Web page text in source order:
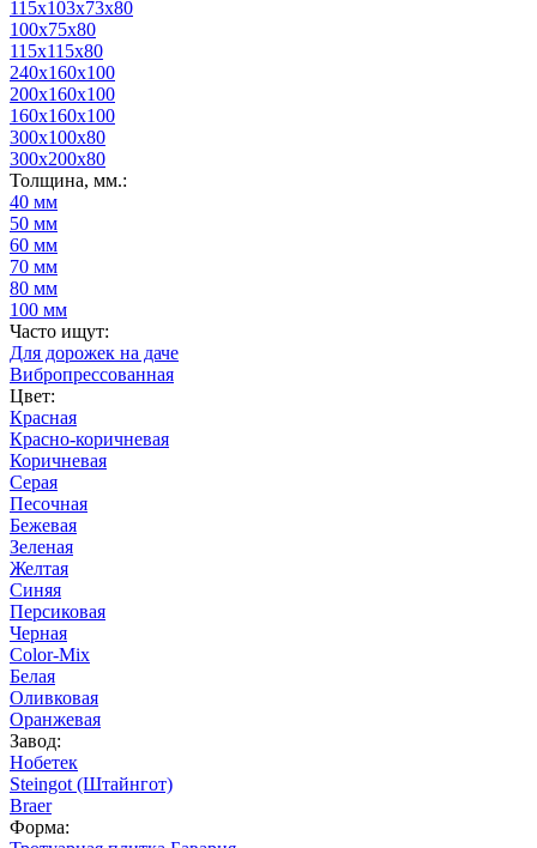
115х103х73х80
100х75х80
115х115х80
240x160x100
200x160x100
160х160х100
300x100x80
300x200x80
Толщина, мм.:
40 мм
50 мм
60 мм
70 мм
80 мм
100 мм
Часто ищут:
Для дорожек на даче
Вибропрессованная
Цвет:
Красная
Красно-коричневая
Коричневая
Серая
Песочная
Бежевая
Зеленая
Желтая
Синяя
Персиковая
Черная
Color-Mix
Белая
Оливковая
Оранжевая
Завод:
Нобетек
Steingot (Штайнгот)
Braer
Форма: